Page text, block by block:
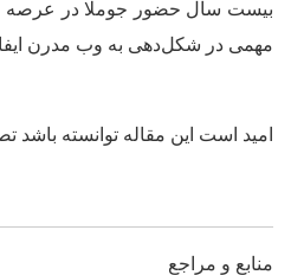
مهمی در شکل‌دهی به وب مدرن
امید است این مقاله توانسته
منابع و مراجع